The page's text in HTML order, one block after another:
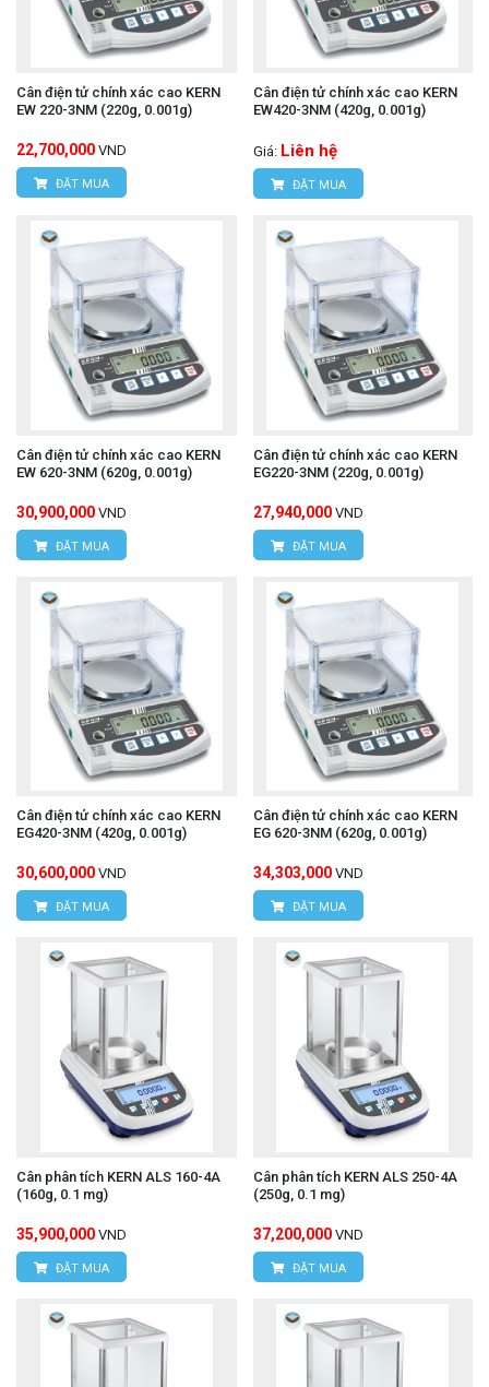
Cân điện tử chính xác cao KERN
EW 220-3NM (220g, 0.001g)
22,700,000 VND
ĐẶT MUA
Cân điện tử chính xác cao KERN
EW420-3NM (420g, 0.001g)
Giá: Liên hệ
ĐẶT MUA
Cân điện tử chính xác cao KERN
EW 620-3NM (620g, 0.001g)
30,900,000 VND
ĐẶT MUA
Cân điện tử chính xác cao KERN
EG220-3NM (220g, 0.001g)
27,940,000 VND
ĐẶT MUA
Cân điện tử chính xác cao KERN
EG420-3NM (420g, 0.001g)
30,600,000 VND
ĐẶT MUA
Cân điện tử chính xác cao KERN
EG 620-3NM (620g, 0.001g)
34,303,000 VND
ĐẶT MUA
Cân phân tích KERN ALS 160-4A
(160g, 0.1 mg)
35,900,000 VND
ĐẶT MUA
Cân phân tích KERN ALS 250-4A
(250g, 0.1 mg)
37,200,000 VND
ĐẶT MUA